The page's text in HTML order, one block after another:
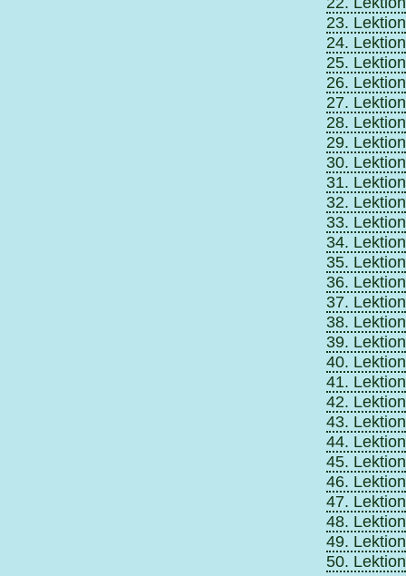
23. Lektion
24. Lektion
25. Lektion
26. Lektion
27. Lektion
28. Lektion
29. Lektion
30. Lektion
31. Lektion
32. Lektion
33. Lektion
34. Lektion
35. Lektion
36. Lektion
37. Lektion
38. Lektion
39. Lektion
40. Lektion
41. Lektion
42. Lektion
43. Lektion
44. Lektion
45. Lektion
46. Lektion
47. Lektion
48. Lektion
49. Lektion
50. Lektion